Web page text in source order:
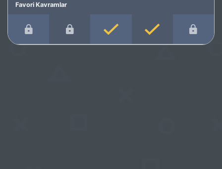
Favori Kavramlar